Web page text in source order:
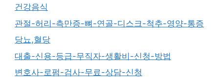
건강음식
관절-허리-측만증-뼈-연골-디스크-척추-영양-통증
당뇨,혈당
대출-신용-등급-무직자-생활비-신청-방법
변호사-로펌-검사-무료-상담-신청